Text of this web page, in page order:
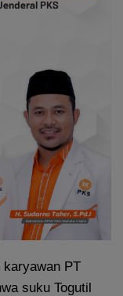
karyawan PT
suku Togutil